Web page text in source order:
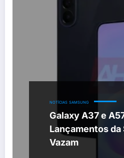
NOTÍCIAS SAMSUNG
Galaxy A37 e
Lançamentos da
Vazam